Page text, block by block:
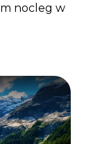
nocleg w